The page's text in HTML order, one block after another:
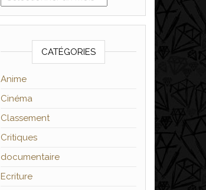
CATÉGORIES
Anime
Cinéma
Classement
Critiques
documentaire
Ecriture